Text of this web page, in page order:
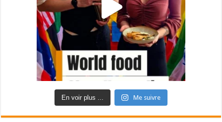
En voir plus ... Me suivre